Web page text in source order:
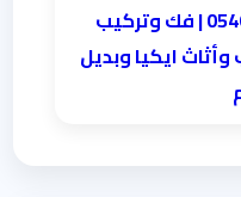
نجار الفيحاء بمكة 0546138860⁩ | فك وتركيب
ايكيا وبديل